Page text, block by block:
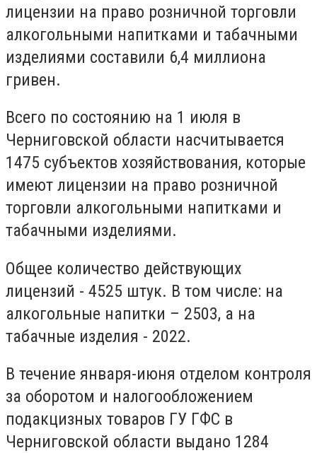
лицензии на право розничной торговли
алкогольными напитками и табачными
изделиями составили 6,4 миллиона
гривен.
Всего по состоянию на 1 июля в
Черниговской области насчитывается
1475 субъектов хозяйствования, которые
имеют лицензии на право розничной
торговли алкогольными напитками и
табачными изделиями.
Общее количество действующих
лицензий - 4525 штук. В том числе: на
алкогольные напитки – 2503, а на
табачные изделия - 2022.
В течение января-июня отделом контроля
за оборотом и налогообложением
подакцизных товаров ГУ ГФС в
Черниговской области выдано 1284